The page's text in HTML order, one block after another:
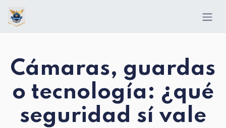
Cámaras, guardas
o tecnología: ¿qué
seguridad sí vale